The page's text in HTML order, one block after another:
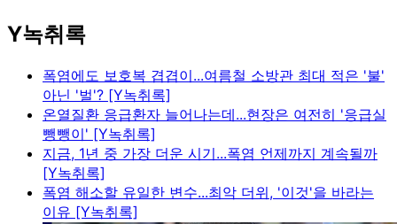
Y녹취록
폭염에도 보호복 겹겹이...여름철 소방관 최대 적은 '불'
아닌 '벌'? [Y녹취록]
온열질환 응급환자 늘어나는데...현장은 여전히 '응급실
뺑뺑이' [Y녹취록]
지금, 1년 중 가장 더운 시기...폭염 언제까지 계속될까
[Y녹취록]
폭염 해소할 유일한 변수...최악 더위, '이것'을 바라는
이유 [Y녹취록]